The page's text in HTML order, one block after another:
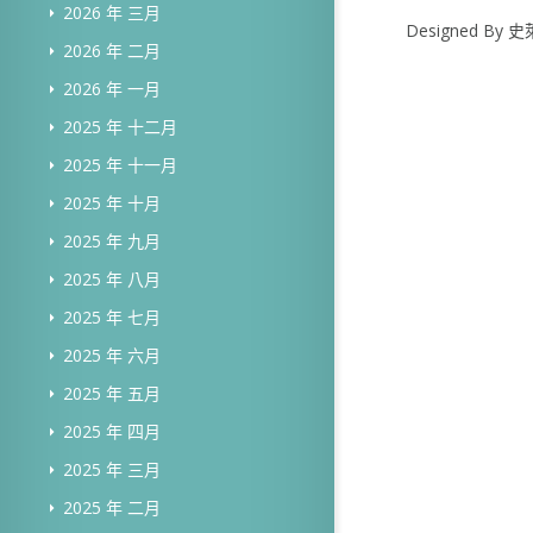
2026 年 三月
2026 年 二月
2026 年 一月
2025 年 十二月
2025 年 十一月
2025 年 十月
2025 年 九月
2025 年 八月
2025 年 七月
2025 年 六月
2025 年 五月
2025 年 四月
2025 年 三月
2025 年 二月
Designed By 史